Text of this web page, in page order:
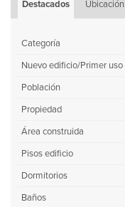
Destacados Ubicación
Categoría
Nuevo edificio/Primer uso
Población
Propiedad
Área construida
Pisos edificio
Dormitorios
Baños